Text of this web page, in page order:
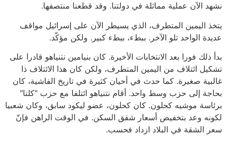
نشهد الآن عملية مماثلة في دولتنا. وقد قطعنا منتصفها.
يتخذ اليمين المتطرف، الذي يسيطر الآن على إسرائيل مواقف
عديدة الواحد تلو الآخر. ببطء، ببطء كبير. ولكن مؤكّد.
بدأ ذلك فورا بعد الانتخابات الأخيرة. كان بنيامين نتنياهو قادرا على
تشكيل ائتلاف من اليمين المتطرف، ولكن كان هذا الائتلاف ذا
غالبية صغيرة. كما حدث في أحيان كثيرة في تاريخ الفاشية، كان
بحاجة إلى حزب وسط واحد. أقام نتنياهو ائتلفا مع حزب "كلنا"
برئاسة موشيه كحلون. كان كحلون، عضو ليكود سابق، وكان شعبيا
لكونه وعد بتخفيض أسعار شقق السكن. في الوقت الراهن فإنّ
سعر الشقة في البلاد ازداد فحسب.